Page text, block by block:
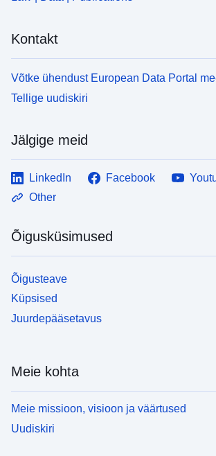
Kontakt
Võtke ühendust European Data Portal
Tellige uudiskiri
Jälgige meid
LinkedIn Facebook
Other
Õigusküsimused
Õigusteave
Küpsised
Juurdepääsetavus
Meie kohta
Meie missioon, visioon ja väärtused
Uudiskiri